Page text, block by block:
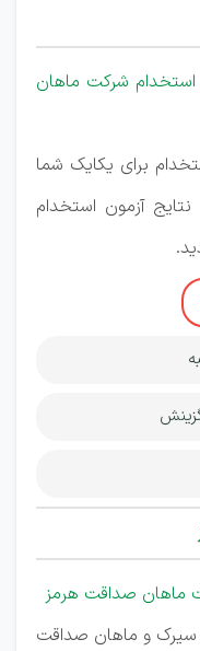
آزمون استخدام شرکت ماهان
برای یکایک شما
نتایج آزمون استخدام
و ماهان صداقت